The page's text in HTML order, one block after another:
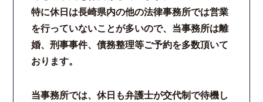
特に休日は長崎県内の他の法律事務所では営業
を行っていないことが多いので、当事務所は離
婚、刑事事件、債務整理等ご予約を多数頂いて
おります。
当事務所では、休日も弁護士が交代制で待機し